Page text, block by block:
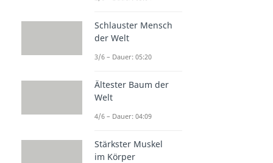
Schlauster Mensch
der Welt
3/6 – Dauer: 05:20
Ältester Baum der
Welt
4/6 – Dauer: 04:09
Stärkster Muskel
im Körper